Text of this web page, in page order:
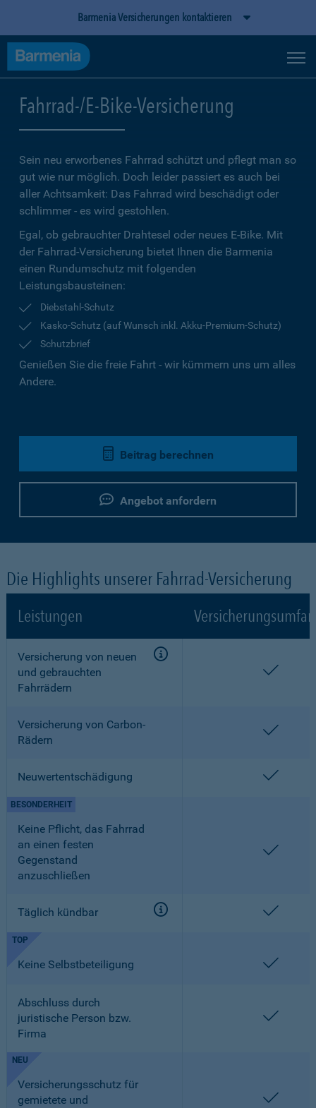
Barmenia Versicherungen kontaktieren
Fahrrad-/E-Bike-Versicherung
Sein neu erworbenes Fahrrad schützt und pflegt man so
gut wie nur möglich. Doch leider passiert es auch bei
aller Achtsamkeit: Das Fahrrad wird beschädigt oder
schlimmer - es wird gestohlen.
Egal, ob gebrauchter Drahtesel oder neues E-Bike. Mit
der Fahrrad-Versicherung bietet Ihnen die Barmenia
einen Rundumschutz mit folgenden
Leistungsbausteinen:
Diebstahl-Schutz
Kasko-Schutz (auf Wunsch inkl. Akku-Premium-Schutz)
Schutzbrief
Genießen Sie die freie Fahrt - wir kümmern uns um alles
Andere.
Beitrag berechnen
Angebot anfordern
Die Highlights unserer Fahrrad-Versicherung
Leistungen
Versicherung von neuen
und gebrauchten
Fahrrädern
Versicherung von Carbon-
Rädern
Neuwertentschädigung
Keine Pflicht, das Fahrrad
an einen festen
Gegenstand
anzuschließen
BESONDERHEIT
Täglich kündbar
TOP
Keine Selbstbeteiligung
Abschluss durch
juristische Person bzw.
Firma
NEU
Versicherungsschutz für
gemietete und